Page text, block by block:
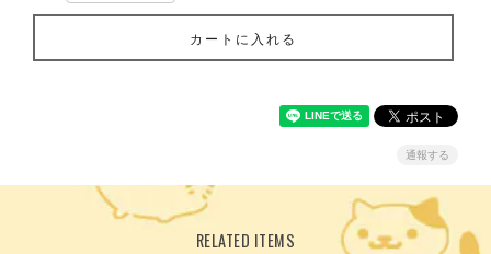
カートに入れる
通報する
RELATED ITEMS